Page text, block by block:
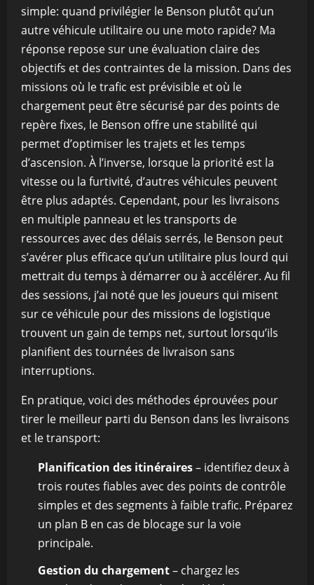
simple: quand privilégier le Benson plutôt qu’un
autre véhicule utilitaire ou une moto rapide? Ma
réponse repose sur une évaluation claire des
objectifs et des contraintes de la mission. Dans des
missions où le trafic est prévisible et où le
chargement peut être sécurisé par des points de
repère fixes, le Benson offre une stabilité qui
permet d’optimiser les trajets et les temps
d’ascension. À l’inverse, lorsque la priorité est la
vitesse ou la furtivité, d’autres véhicules peuvent
être plus adaptés. Cependant, pour les livraisons
en multiple panneau et les transports de
ressources avec des délais serrés, le Benson peut
s’avérer plus efficace qu’un utilitaire plus lourd qui
mettrait du temps à démarrer ou à accélérer. Au fil
des sessions, j’ai noté que les joueurs qui misent
sur ce véhicule pour des missions de logistique
trouvent un gain de temps net, surtout lorsqu’ils
planifient des tournées de livraison sans
interruptions.
En pratique, voici des méthodes éprouvées pour
tirer le meilleur parti du Benson dans les livraisons
et le transport:
Planification des itinéraires– identifiez deux à
trois routes fiables avec des points de contrôle
simples et des segments à faible trafic. Préparez
un plan B en cas de blocage sur la voie
principale.
Gestion du chargement– chargez les